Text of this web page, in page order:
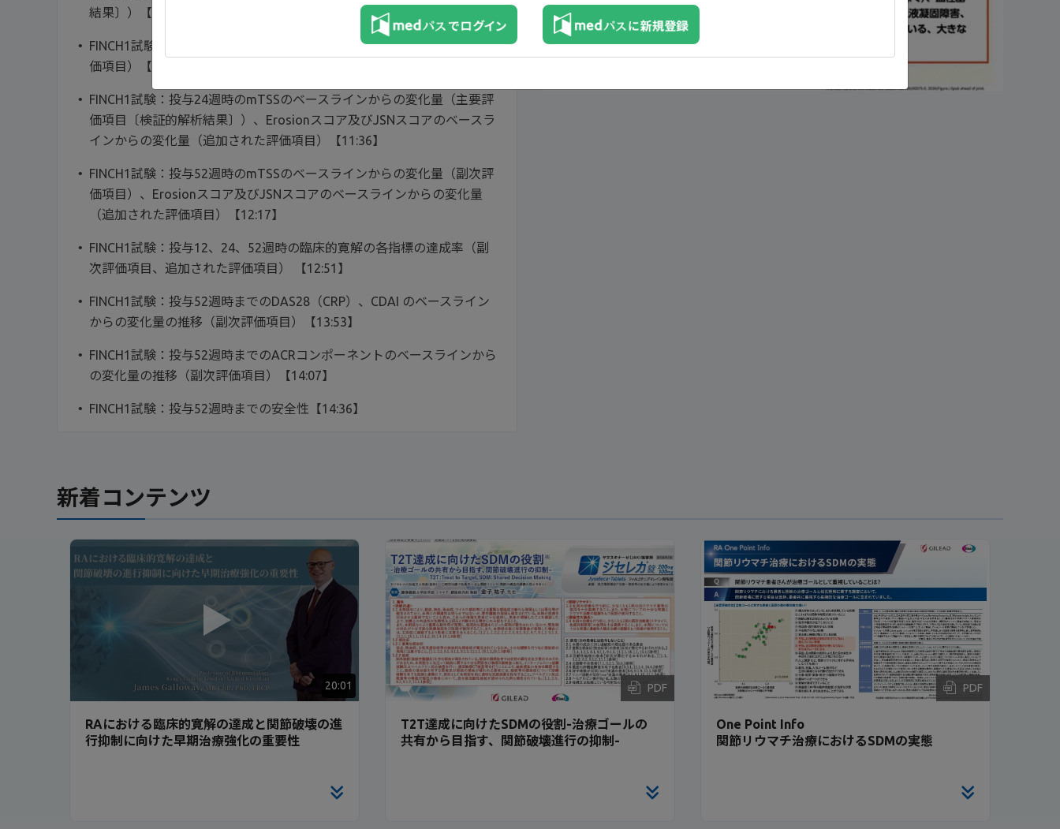
結果〕）【10:12】
FINCH1試験：投与52週時までのACR20／50／70改善率の推移（副次評
価項目）【11:18】
FINCH1試験：投与24週時のmTSSのベースラインからの変化量（主要評
価項目〔検証的解析結果〕）、Erosionスコア及びJSNスコアのベースラ
インからの変化量（追加された評価項目）【11:36】
FINCH1試験：投与52週時のmTSSのベースラインからの変化量（副次評
価項目）、Erosionスコア及びJSNスコアのベースラインからの変化量
（追加された評価項目）【12:17】
FINCH1試験：投与12、24、52週時の臨床的寛解の各指標の達成率（副
次評価項目、追加された評価項目） 【12:51】
FINCH1試験：投与52週時までのDAS28（CRP）、CDAI のベースライン
からの変化量の推移（副次評価項目）【13:53】
FINCH1試験：投与52週時までのACRコンポーネントのベースラインから
の変化量の推移（副次評価項目）【14:07】
FINCH1試験：投与52週時までの安全性【14:36】
新着コンテンツ
20:01
RAにおける臨床的寛解の達成と関節破壊の進
行抑制に向けた早期治療強化の重要性
PDF
T2T達成に向けたSDMの役割-治療ゴールの
共有から目指す、関節破壊進行の抑制-
PDF
One Point Info
関節リウマチ治療におけるSDMの実態